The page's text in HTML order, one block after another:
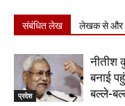
संबंधित लेख लेखक से और
प्रदेश
नीतीश
बनाई
बल्ले-